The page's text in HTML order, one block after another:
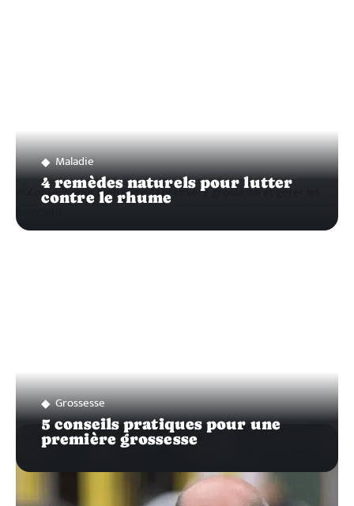
Maladie
4 remèdes naturels pour lutter
contre le rhume
Grossesse
5 conseils pratiques pour une
première grossesse